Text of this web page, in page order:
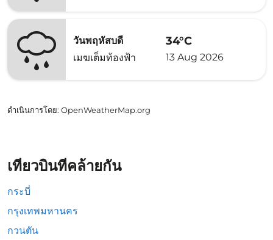
วันพฤหัสบดี
เมฆเต็มท้องฟ้า
34°C
13 Aug 2026
ดำเนินการโดย: OpenWeatherMap.org
เที่ยวบินที่คล้ายกัน
กระบี่
กรุงเทพมหานคร
กวนตัน